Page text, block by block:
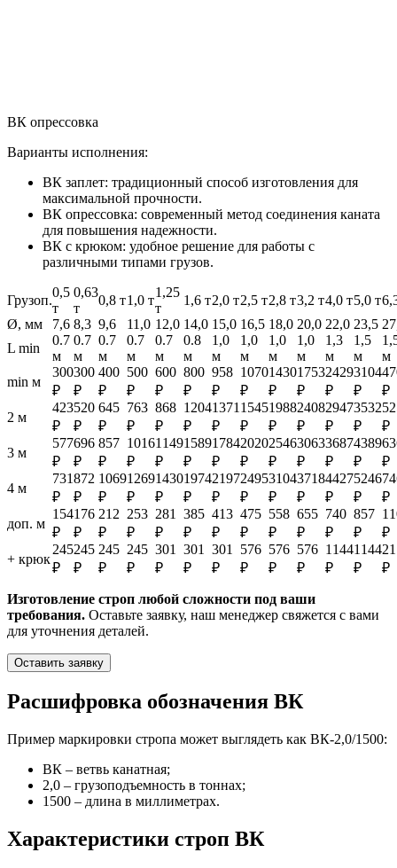
ВК опрессовка
Варианты исполнения:
ВК заплет: традиционный способ изготовления для
максимальной прочности.
ВК опрессовка: современный метод соединения каната
для повышения надежности.
ВК с крюком: удобное решение для работы с
различными типами грузов.
Грузоп.
0,5
т
0,63
т
0,8 т1,0 т
1,25
т
1,6 т2,0 т2,5 т2,8 т3,2 т4,0 т5,0 т
Ø, мм
7,6 8,3 9,6 11,0 12,0 14,0 15,0 16,5 18,0 20,0 22,0 23,5
L min
0.7
м
0.7
м
0.7
м
0.7
м
0.7
м
0.8
м
1,0
м
1,0
м
1,0
м
1,0
м
1,3
м
1,5
м
м
min м
300
₽
300
₽
400
₽
500
₽
600
₽
800
₽
958
₽
1070
₽
1430
₽
1753
₽
2429
₽
3104
₽
₽
2 м
423
₽
520
₽
645
₽
763
₽
868
₽
1204
₽
1371
₽
1545
₽
1988
₽
2408
₽
2947
₽
3532
₽
₽
3 м
577
₽
696
₽
857
₽
1016
₽
1149
₽
1589
₽
1784
₽
2020
₽
2546
₽
3063
₽
3687
₽
4389
₽
₽
4 м
731
₽
872
₽
1069
₽
1269
₽
1430
₽
1974
₽
2197
₽
2495
₽
3104
₽
3718
₽
4427
₽
5246
₽
₽
доп. м
154
₽
176
₽
212
₽
253
₽
281
₽
385
₽
413
₽
475
₽
558
₽
655
₽
740
₽
857
₽
₽
+ крюк
245
₽
245
₽
245
₽
245
₽
301
₽
301
₽
301
₽
576
₽
576
₽
576
₽
1144
₽
1144
₽
₽
Изготовление строп любой сложности под ваши
требования. Оставьте заявку, наш менеджер свяжется с вами
для уточнения деталей.
Оставить заявку
Расшифровка обозначения ВК
Пример маркировки стропа может выглядеть как ВК-2,0/1500:
ВК – ветвь канатная;
2,0 – грузоподъемность в тоннах;
1500 – длина в миллиметрах.
Характеристики строп ВК